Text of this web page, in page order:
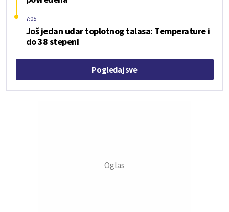
Još jedan udar toplotnog talasa: Temperature i
do 38 stepeni
7:05
Pogledaj sve